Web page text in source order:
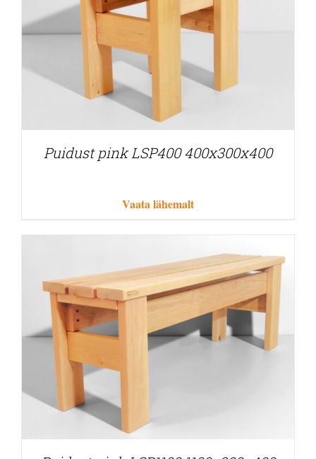
Puidust pink LSP400 400x300x400
Vaata lähemalt